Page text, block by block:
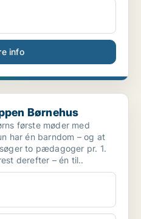
info
Børnehus
første møder med
har én barndom – og at
to pædagoger pr. 1.
derefter – én til..